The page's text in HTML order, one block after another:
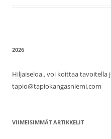
2026
Hiljaiseloa.. voi koittaa tavoitella
tapio@tapiokangasniemi.com
VIIMEISIMMÄT ARTIKKELIT